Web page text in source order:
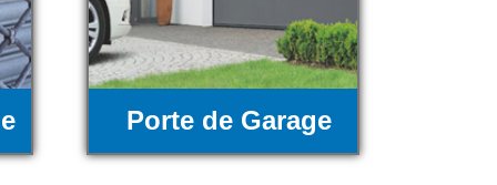
Porte de Garage